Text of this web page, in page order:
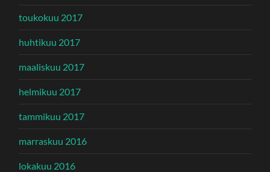
toukokuu 2017
huhtikuu 2017
maaliskuu 2017
helmikuu 2017
tammikuu 2017
marraskuu 2016
lokakuu 2016